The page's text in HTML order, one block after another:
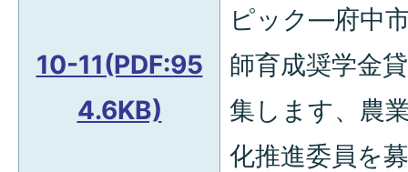
10-11(PDF:95
4.6KB)
ピック―府中
師育成奨学金
集します、農
化推進委員を